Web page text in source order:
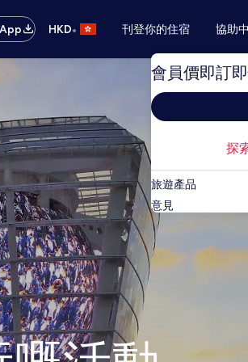
HKD• 刊登你的住宿 協助
會員價即訂
探
旅遊產品
意見